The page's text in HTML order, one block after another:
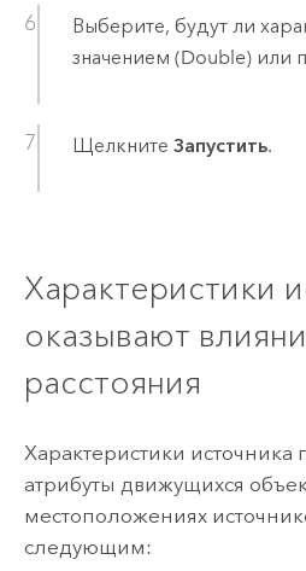
Выберите, будут ли
значением (Double) или
Щелкните Запустить.
Характеристики
оказывают
расстояния
Характеристики источника
атрибуты движущихся
местоположениях
следующим: